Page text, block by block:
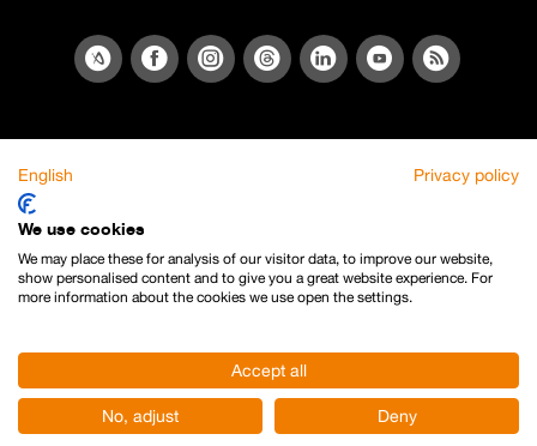
English Privacy policy
We use cookies
We may place these for analysis of our visitor data, to improve our website,
show personalised content and to give you a great website experience. For
more information about the cookies we use open the settings.
Accept all
No, adjust Deny